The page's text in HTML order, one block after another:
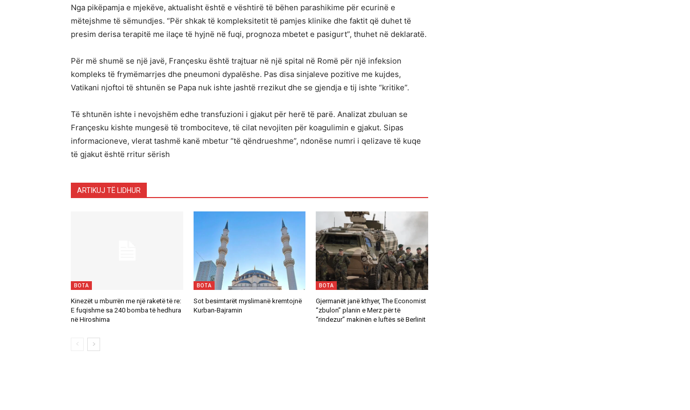
Nga pikëpamja e mjekëve, aktualisht është e vështirë të bëhen parashikime për ecurinë e
mëtejshme të sëmundjes. “Për shkak të kompleksitetit të pamjes klinike dhe faktit që duhet të
presim derisa terapitë me ilaçe të hyjnë në fuqi, prognoza mbetet e pasigurt”, thuhet në deklaratë.
Për më shumë se një javë, Françesku është trajtuar në një spital në Romë për një infeksion
kompleks të frymëmarrjes dhe pneumoni dypalëshe. Pas disa sinjaleve pozitive me kujdes,
Vatikani njoftoi të shtunën se Papa nuk ishte jashtë rrezikut dhe se gjendja e tij ishte “kritike”.
Të shtunën ishte i nevojshëm edhe transfuzioni i gjakut për herë të parë. Analizat zbuluan se
Françesku kishte mungesë të trombociteve, të cilat nevojiten për koagulimin e gjakut. Sipas
informacioneve, vlerat tashmë kanë mbetur “të qëndrueshme”, ndonëse numri i qelizave të kuqe
të gjakut është rritur sërish
ARTIKUJ TË LIDHUR
BOTA
Kinezët u mburrën me një raketë të re:
E fuqishme sa 240 bomba të hedhura
në Hiroshima
BOTA
Sot besimtarët myslimanë kremtojnë
Kurban-Bajramin
BOTA
Gjermanët janë kthyer, The Economist
“zbulon” planin e Merz për të
“rindezur” makinën e luftës së Berlinit